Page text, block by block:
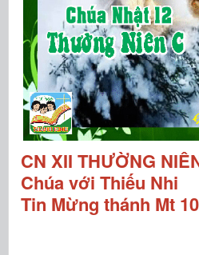
CN XII THƯỜNG
Chúa với Thiếu Nhi
Tin Mừng thánh Mt